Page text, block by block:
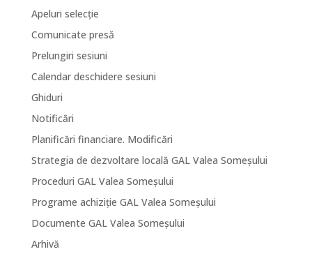
Apeluri selecție
Comunicate presă
Prelungiri sesiuni
Calendar deschidere sesiuni
Ghiduri
Notificări
Planificări financiare. Modificări
Strategia de dezvoltare locală GAL Valea Someșului
Proceduri GAL Valea Someșului
Programe achiziție GAL Valea Someșului
Documente GAL Valea Someșului
Arhivă